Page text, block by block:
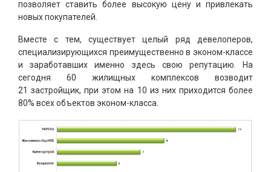
позволяет ставить более высокую цену и привлекать
новых покупателей.
Вместе с тем, существует целый ряд девелоперов,
специализирующихся преимущественно в эконом-классе
и заработавших именно здесь свою репутацию. На
сегодня 60 жилищных комплексов возводит
21 застройщик, при этом на 10 из них приходится более
80% всех объектов эконом-класса.